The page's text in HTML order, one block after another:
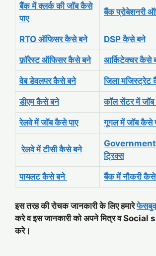
बैंक में क्लर्क की जॉब कैसे
पाए
बैंक प्रोबेशनरी
RTO ऑफिसर कैसे बने DSP कैसे बने
फ़ॉरेस्ट ऑफिसर कैसे बने आर्किटेक्चर कैसे
वेब डेवलपर कैसे बने जिला
डीएम कैसे बने कॉल सेंटर में जॉब
रेलवे में जॉब कैसे पाए गूगल में जॉब कैसे
रेलवे में टीसी कैसे बने
Government
ट्रिक्स
पायलट कैसे बने बैंक में नौकरी कैसे
इस तरह की रोचक जानकारी के लिए हमारे
करे व इस जानकारी को अपने मित्र व Social
करे।